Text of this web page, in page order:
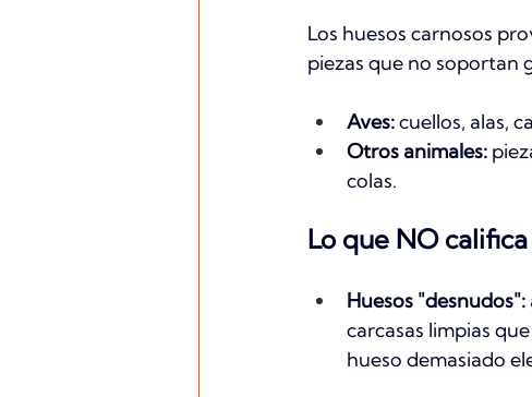
Los huesos carnosos
piezas que no soportan
Aves: cuellos, alas,
Otros animales:
colas.
Lo que NO
Huesos "desnudos":
carcasas limpias
hueso demasiado